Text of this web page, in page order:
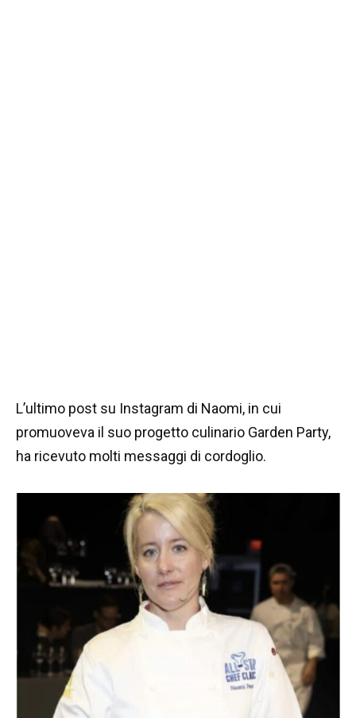
L’ultimo post su Instagram di Naomi, in cui
promuoveva il suo progetto culinario Garden Party,
ha ricevuto molti messaggi di cordoglio.